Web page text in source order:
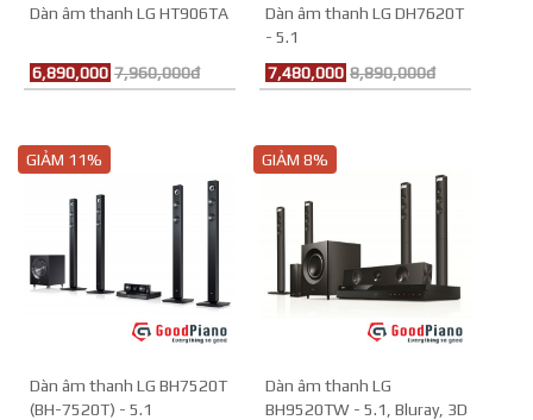
Dàn âm thanh LG HT906TA
6,890,000 7,960,000đ
Dàn âm thanh LG DH7620T
- 5.1
7,480,000 8,890,000đ
GIẢM 11%
Dàn âm thanh LG BH7520T
(BH-7520T) - 5.1
GIẢM 8%
Dàn âm thanh LG
BH9520TW - 5.1, Bluray, 3D